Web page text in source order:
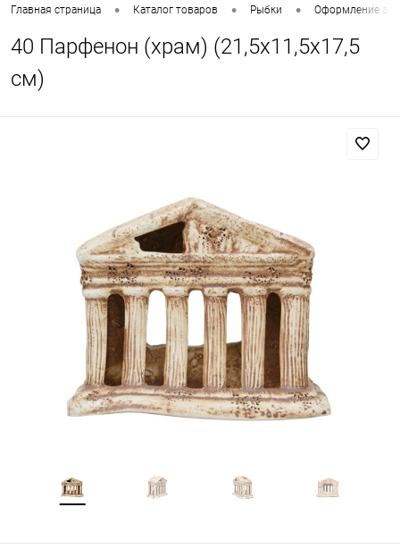
Главная страница • Каталог товаров • Рыбки • Оформление
40 Парфенон (храм) (21,5х11,5х17,5
см)